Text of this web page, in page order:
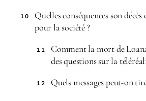
10
Quelles conséquences son
pour la société ?
11
Comment la mort de
des questions sur la
12 Quels messages peut-on